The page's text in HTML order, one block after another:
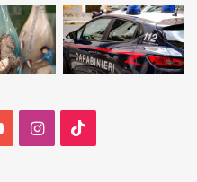
YouTubeInstagram